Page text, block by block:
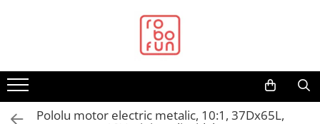
Arduino Original
Arduino Compatibil
Raspberry PI
Pololu motor electric metalic, 10:1, 37Dx65L,